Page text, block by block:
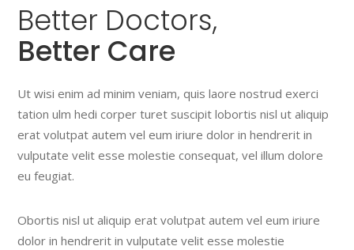
Better Doctors,
Better Care
Ut wisi enim ad minim veniam, quis laore nostrud exerci
tation ulm hedi corper turet suscipit lobortis nisl ut aliquip
erat volutpat autem vel eum iriure dolor in hendrerit in
vulputate velit esse molestie consequat, vel illum dolore
eu feugiat.
Obortis nisl ut aliquip erat volutpat autem vel eum iriure
dolor in hendrerit in vulputate velit esse molestie